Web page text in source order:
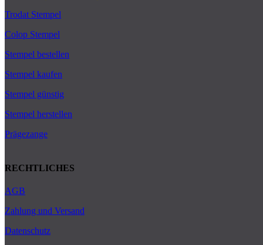
Trodat Stempel
Colop Stempel
Stempel bestellen
Stempel kaufen
Stempel günstig
Stempel herstellen
Prägezange
RECHTLICHES
AGB
Zahlung und Versand
Datenschutz